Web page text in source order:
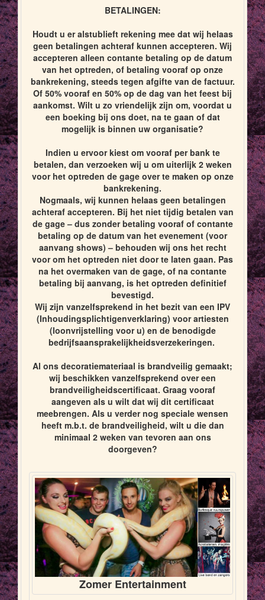
BETALINGEN:
Houdt u er alstublieft rekening mee dat wij helaas
geen betalingen achteraf kunnen accepteren. Wij
accepteren alleen contante betaling op de datum
van het optreden, of betaling vooraf op onze
bankrekening, steeds tegen afgifte van de factuur.
Of 50% vooraf en 50% op de dag van het feest bij
aankomst. Wilt u zo vriendelijk zijn om, voordat u
een boeking bij ons doet, na te gaan of dat
mogelijk is binnen uw organisatie?
Indien u ervoor kiest om vooraf per bank te
betalen, dan verzoeken wij u om uiterlijk 2 weken
voor het optreden de gage over te maken op onze
bankrekening.
Nogmaals, wij kunnen helaas geen betalingen
achteraf accepteren. Bij het niet tijdig betalen van
de gage – dus zonder betaling vooraf of contante
betaling op de datum van het evenement (voor
aanvang shows) – behouden wij ons het recht
voor om het optreden niet door te laten gaan. Pas
na het overmaken van de gage, of na contante
betaling bij aanvang, is het optreden definitief
bevestigd.
Wij zijn vanzelfsprekend in het bezit van een IPV
(Inhoudingsplichtigenverklaring) voor artiesten
(loonvrijstelling voor u) en de benodigde
bedrijfsaansprakelijkheidsverzekeringen.
Al ons decoratiemateriaal is brandveilig gemaakt;
wij beschikken vanzelfsprekend over een
brandveiligheidscertificaat. Graag vooraf
aangeven als u wilt dat wij dit certificaat
meebrengen. Als u verder nog speciale wensen
heeft m.b.t. de brandveiligheid, wilt u die dan
minimaal 2 weken van tevoren aan ons
doorgeven?
Zomer Entertainment